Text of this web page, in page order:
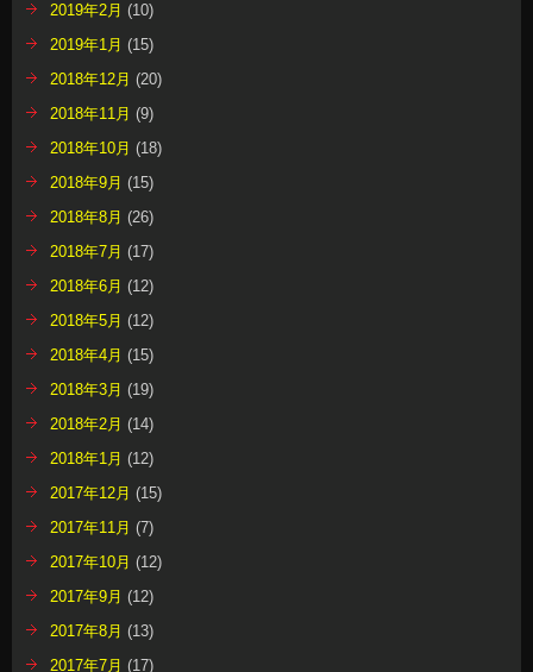
2019年2月 (10)
2019年1月 (15)
2018年12月 (20)
2018年11月 (9)
2018年10月 (18)
2018年9月 (15)
2018年8月 (26)
2018年7月 (17)
2018年6月 (12)
2018年5月 (12)
2018年4月 (15)
2018年3月 (19)
2018年2月 (14)
2018年1月 (12)
2017年12月 (15)
2017年11月 (7)
2017年10月 (12)
2017年9月 (12)
2017年8月 (13)
2017年7月 (17)